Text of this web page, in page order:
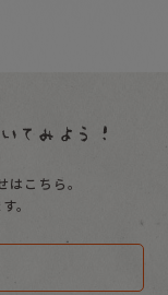
こちら。
。